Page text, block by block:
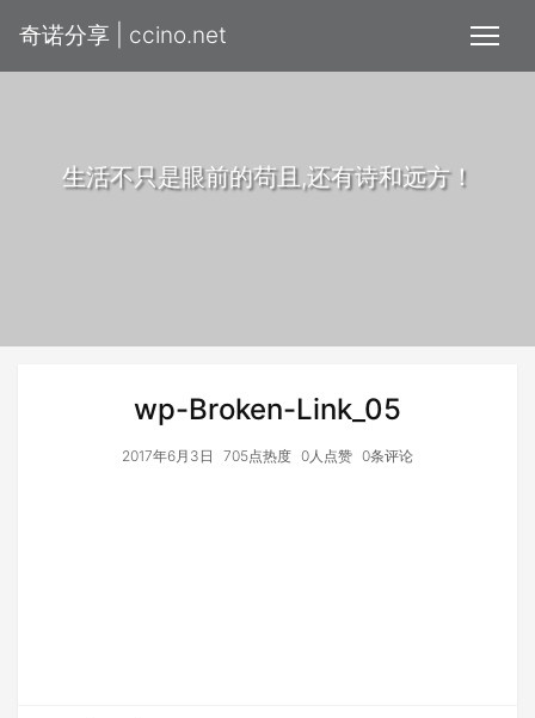
奇诺分享 | ccino.net
生活不只是眼前的苟且,还有诗和远方！
wp-Broken-Link_05
2017年6月3日 705点热度 0人点赞 0条评论